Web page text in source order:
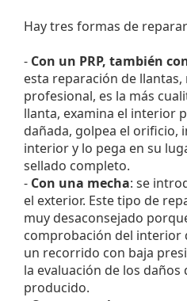
Hay tres formas de
- Con un PRP, también
esta reparación de llantas,
profesional, es la más
llanta, examina el interior
dañada, golpea el orificio,
interior y lo pega en su
sellado completo.
- Con una mecha: se
el exterior. Este tipo de
muy desaconsejado
comprobación del interior
un recorrido con baja
la evaluación de los
producido.